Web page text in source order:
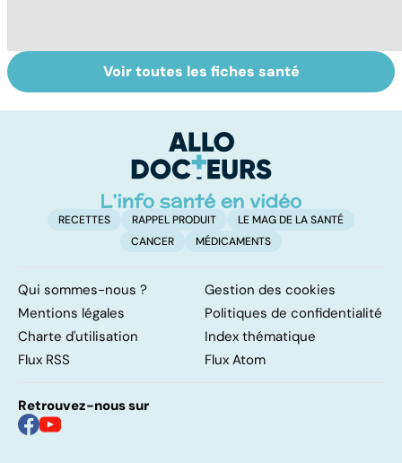
Tout savoir sur le
cerveau
Staphylocoque
doré : une
surveillance
Voir toutes les fiches santé
RECETTES RAPPEL PRODUIT
LE MAG DE LA SANTÉ
CANCER
MÉDICAMENTS
Qui sommes-nous ?
Gestion des cookies
Mentions légales
Politiques de confidentialité
Charte d'utilisation
Index thématique
Flux RSS
Flux Atom
Retrouvez-nous sur